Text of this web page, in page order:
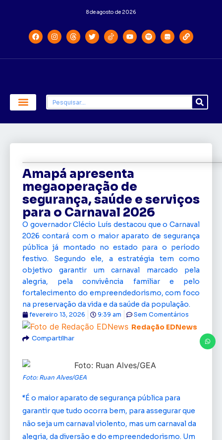
8 de agosto de 2026
Amapá apresenta
megaoperação de
segurança, saúde e serviços
para o Carnaval 2026
O governador Clécio Luís destacou que o Carnaval
2026 contará com o maior aparato de segurança
pública já montado no estado para o período
festivo. Segundo ele, a estratégia tem como
objetivo garantir um carnaval marcado pela
alegria, pela convivência familiar e pelo
fortalecimento do empreendedorismo, com foco
na preservação da vida e da saúde da população.
Redação EDNews
fevereiro 13, 2026 9:39 am Sem Comentários
Compartilhar
Foto: Ruan Alves/GEA
“É o maior aparato de segurança pública para
garantir que tudo ocorra bem, para assegurar que
não seja um carnaval violento, mas um carnaval da
alegria, da diversão e do empreendedorismo. Um